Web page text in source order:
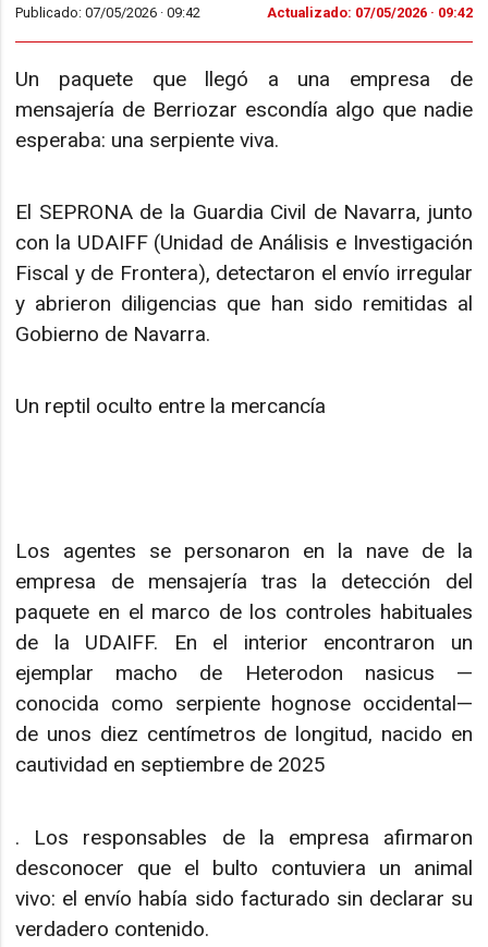
Publicado: 07/05/2026 ·09:42 Actualizado: 07/05/2026 · 09:42
Un paquete que llegó a una empresa de
mensajería de Berriozar escondía algo que nadie
esperaba: una serpiente viva.
El SEPRONA de la Guardia Civil de Navarra, junto
con la UDAIFF (Unidad de Análisis e Investigación
Fiscal y de Frontera), detectaron el envío irregular
y abrieron diligencias que han sido remitidas al
Gobierno de Navarra.
Un reptil oculto entre la mercancía
Los agentes se personaron en la nave de la
empresa de mensajería tras la detección del
paquete en el marco de los controles habituales
de la UDAIFF. En el interior encontraron un
ejemplar macho de Heterodon nasicus —
conocida como serpiente hognose occidental—
de unos diez centímetros de longitud, nacido en
cautividad en septiembre de 2025
. Los responsables de la empresa afirmaron
desconocer que el bulto contuviera un animal
vivo: el envío había sido facturado sin declarar su
verdadero contenido.